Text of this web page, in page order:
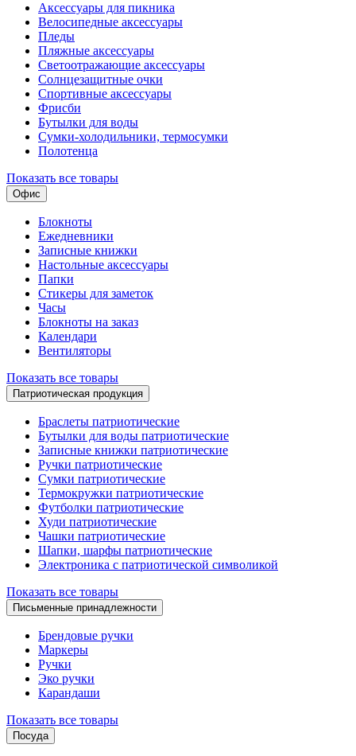
Аксессуары для пикника
Велосипедные аксессуары
Пледы
Пляжные аксессуары
Светоотражающие аксессуары
Солнцезащитные очки
Спортивные аксессуары
Фрисби
Бутылки для воды
Сумки-холодильники, термосумки
Полотенца
Показать все товары
Офис
Блокноты
Ежедневники
Записные книжки
Настольные аксессуары
Папки
Стикеры для заметок
Часы
Блокноты на заказ
Календари
Вентиляторы
Показать все товары
Патриотическая продукция
Браслеты патриотические
Бутылки для воды патриотические
Записные книжки патриотические
Ручки патриотические
Сумки патриотические
Термокружки патриотические
Футболки патриотические
Худи патриотические
Чашки патриотические
Шапки, шарфы патриотические
Электроника с патриотической символикой
Показать все товары
Письменные принадлежности
Брендовые ручки
Маркеры
Ручки
Эко ручки
Карандаши
Показать все товары
Посуда